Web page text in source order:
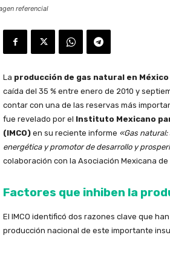
referencial
La producción de gas natural en México
caída del 35 % entre enero de 2010 y
contar con una de las reservas más
fue revelado por el Instituto Mexicano
(IMCO) en su reciente informe «Gas
energética y promotor de desarrollo y
colaboración con la Asociación Mexicana de
Factores que inhiben la
El IMCO identificó dos razones clave que
producción nacional de este importante